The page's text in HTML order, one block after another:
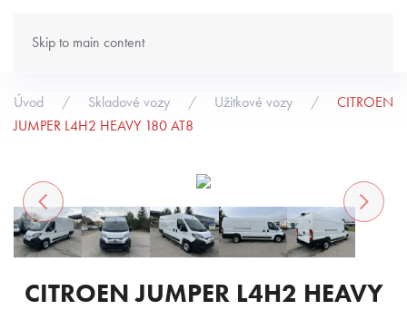
Skip to main content
Úvod Skladové vozy Užitkové vozy
CITROEN
JUMPER L4H2 HEAVY 180 AT8
CITROEN JUMPER L4H2 HEAVY